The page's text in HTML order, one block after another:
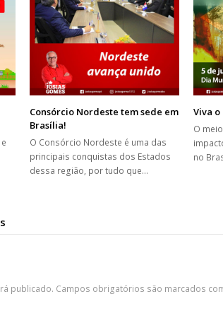
Consórcio Nordeste tem sede em
Brasília!
O Consórcio Nordeste é uma das
principais conquistas dos Estados
dessa região, por tudo que…
Viva
O
no
publicado. Campos obrigatórios são marcados